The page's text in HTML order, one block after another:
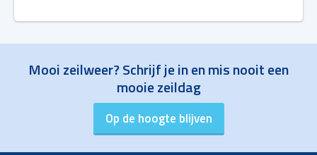
Mooi zeilweer? Schrijf je in en mis nooit een
mooie zeildag